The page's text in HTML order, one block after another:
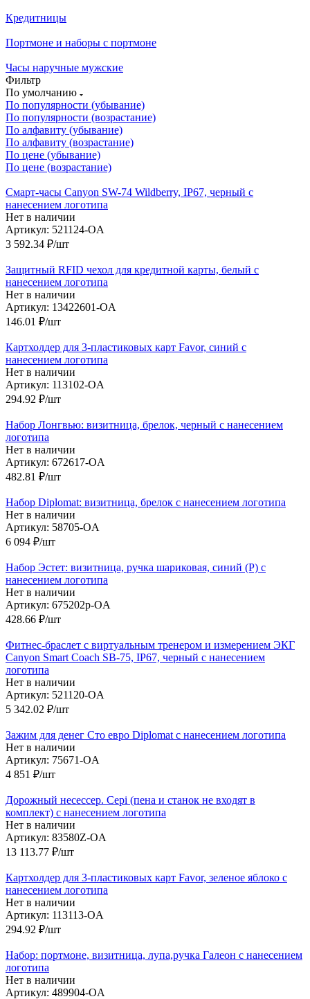
Кредитницы
Портмоне и наборы с портмоне
Часы наручные мужские
Фильтр
По умолчанию
По популярности (убывание)
По популярности (возрастание)
По алфавиту (убывание)
По алфавиту (возрастание)
По цене (убывание)
По цене (возрастание)
Смарт-часы Canyon SW-74 Wildberry, IP67, черный с
нанесением логотипа
Нет в наличии
Артикул: 521124-OA
3 592.34 ₽/шт
Защитный RFID чехол для кредитной карты, белый с
нанесением логотипа
Нет в наличии
Артикул: 13422601-OA
146.01 ₽/шт
Картхолдер для 3-пластиковых карт Favor, синий с
нанесением логотипа
Нет в наличии
Артикул: 113102-OA
294.92 ₽/шт
Набор Лонгвью: визитница, брелок, черный с нанесением
логотипа
Нет в наличии
Артикул: 672617-OA
482.81 ₽/шт
Набор Diplomat: визитница, брелок с нанесением логотипа
Нет в наличии
Артикул: 58705-OA
6 094 ₽/шт
Набор Эстет: визитница, ручка шариковая, синий (Р) с
нанесением логотипа
Нет в наличии
Артикул: 675202р-OA
428.66 ₽/шт
Фитнес-браслет с виртуальным тренером и измерением ЭКГ
Canyon Smart Coach SB-75, IP67, черный с нанесением
логотипа
Нет в наличии
Артикул: 521120-OA
5 342.02 ₽/шт
Зажим для денег Сто евро Diplomat с нанесением логотипа
Нет в наличии
Артикул: 75671-OA
4 851 ₽/шт
Дорожный несессер. Cepi (пена и станок не входят в
комплект) с нанесением логотипа
Нет в наличии
Артикул: 83580Z-OA
13 113.77 ₽/шт
Картхолдер для 3-пластиковых карт Favor, зеленое яблоко с
нанесением логотипа
Нет в наличии
Артикул: 113113-OA
294.92 ₽/шт
Набор: портмоне, визитница, лупа,ручка Галеон с нанесением
логотипа
Нет в наличии
Артикул: 489904-OA